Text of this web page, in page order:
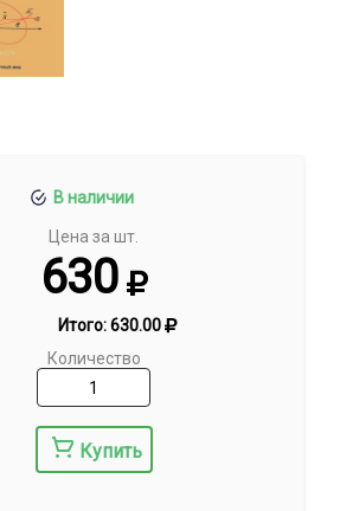
В наличии
Цена за шт.
630
Итого:630.00
Количество
Купить